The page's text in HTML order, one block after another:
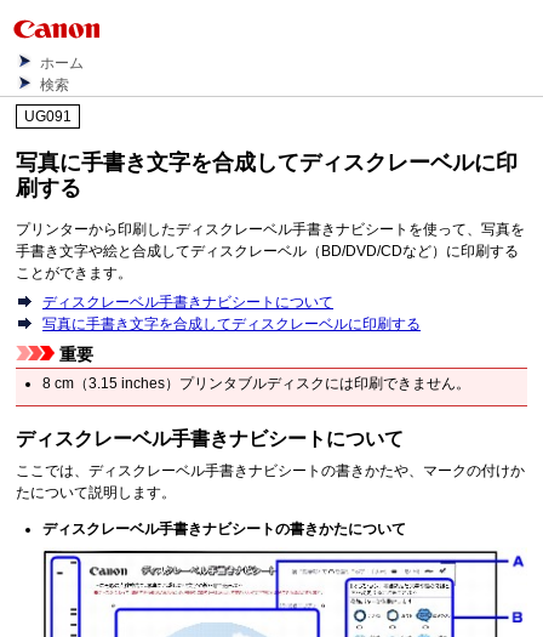
ホーム
検索
UG091
写真に手書き文字を合成してディスクレーベルに印
刷する
プリンターから印刷したディスクレーベル手書きナビシートを使って、写真を
手書き文字や絵と合成してディスクレーベル（BD/DVD/CDなど）に印刷する
ことができます。
ディスクレーベル手書きナビシートについて
写真に手書き文字を合成してディスクレーベルに印刷する
重要
8 cm（3.15 inches）プリンタブルディスクには印刷できません。
ディスクレーベル手書きナビシートについて
ここでは、ディスクレーベル手書きナビシートの書きかたや、マークの付けか
たについて説明します。
ディスクレーベル手書きナビシートの書きかたについて